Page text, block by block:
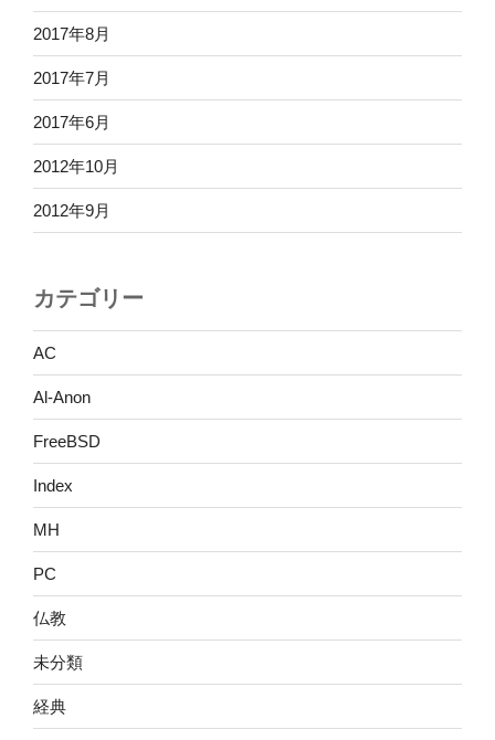
2017年8月
2017年7月
2017年6月
2012年10月
2012年9月
カテゴリー
AC
Al-Anon
FreeBSD
Index
MH
PC
仏教
未分類
経典